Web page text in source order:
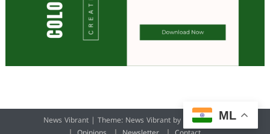
News Vibrant Theme: News Vibrant by CodeVibrant.
ML